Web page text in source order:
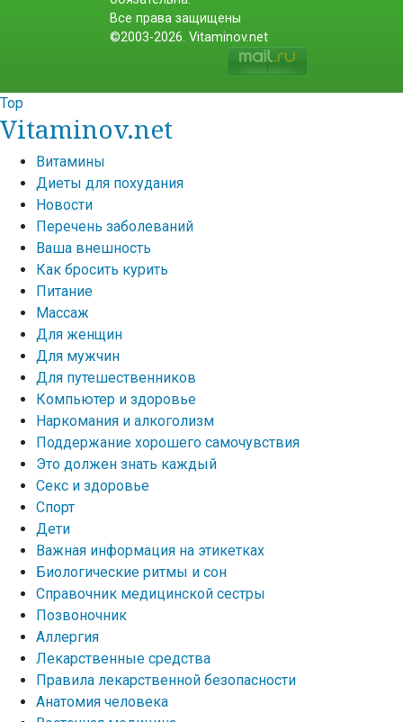
Все права защищены
©2003-2026. Vitaminov.net
Top
Vitaminov.net
Витамины
Диеты для похудания
Новости
Перечень заболеваний
Ваша внешность
Как бросить курить
Питание
Массаж
Для женщин
Для мужчин
Для путешественников
Компьютер и здоровье
Наркомания и алкоголизм
Поддержание хорошего самочувствия
Это должен знать каждый
Секс и здоровье
Спорт
Дети
Важная информация на этикетках
Биологические ритмы и сон
Справочник медицинской сестры
Позвоночник
Аллергия
Лекарственные средства
Правила лекарственной безопасности
Aнатомия человека